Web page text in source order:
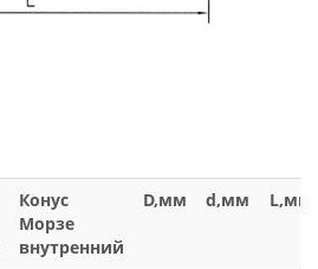
Конус
Морзе
внутренний
D,мм d,мм L,мм